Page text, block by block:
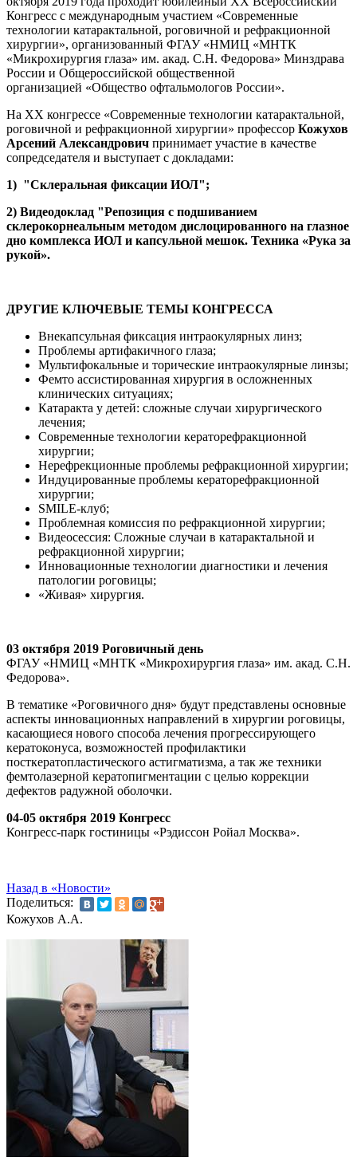
Конгресс с международным участием «Современные
технологии катарактальной, роговичной и рефракционной
хирургии», организованный ФГАУ «НМИЦ «МНТК
«Микрохирургия глаза» им. акад. С.Н. Федорова» Минздрава
России и Общероссийской общественной
организацией «Общество офтальмологов России».
На XX конгрессе «Современные технологии катарактальной,
роговичной и рефракционной хирургии» профессор Кожухов
Арсений Александрович принимает участие в качестве
сопредседателя и выступает с докладами:
1) "Склеральная фиксации ИОЛ";
2) Видеодоклад "Репозиция с подшиванием
склерокорнеальным методом дислоцированного на глазное
дно комплекса ИОЛ и капсульной мешок. Техника «Рука за
рукой».
ДРУГИЕ КЛЮЧЕВЫЕ ТЕМЫ КОНГРЕССА
Внекапсульная фиксация интраокулярных линз;
Проблемы артифакичного глаза;
Мультифокальные и торические интраокулярные линзы;
Фемто ассистированная хирургия в осложненных
клинических ситуациях;
Катаракта у детей: сложные случаи хирургического
лечения;
Современные технологии кераторефракционной
хирургии;
Нерефрекционные проблемы рефракционной хирургии;
Индуцированные проблемы кераторефракционной
хирургии;
SMILE-клуб;
Проблемная комиссия по рефракционной хирургии;
Видеосессия: Сложные случаи в катарактальной и
рефракционной хирургии;
Инновационные технологии диагностики и лечения
патологии роговицы;
«Живая» хирургия.
03 октября 2019 Роговичный день
ФГАУ «НМИЦ «МНТК «Микрохирургия глаза» им. акад. С.Н.
Федорова».
В тематике «Роговичного дня» будут представлены основные
аспекты инновационных направлений в хирургии роговицы,
касающиеся нового способа лечения прогрессирующего
кератоконуса, возможностей профилактики
посткератопластического астигматизма, а так же техники
фемтолазерной кератопигментации с целью коррекции
дефектов радужной оболочки.
04-05 октября 2019 Конгресс
Конгресс-парк гостиницы «Рэдиссон Ройал Москва».
Назад в «Новости»
Поделиться:
Кожухов А.А.